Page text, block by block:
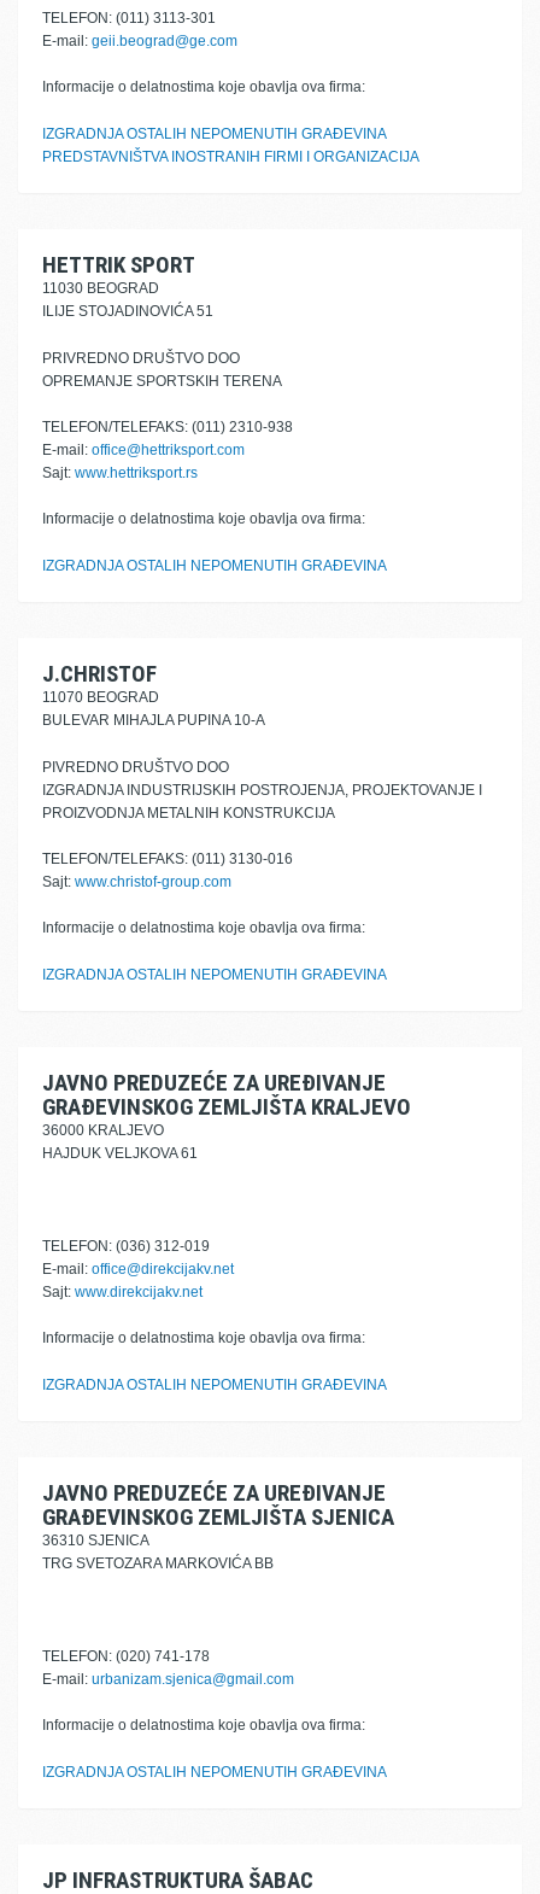
TELEFON: (011) 3113-301
E-mail: geii.beograd@ge.com
Informacije o delatnostima koje obavlja ova firma:
IZGRADNJA OSTALIH NEPOMENUTIH GRAĐEVINA
PREDSTAVNIŠTVA INOSTRANIH FIRMI I ORGANIZACIJA
HETTRIK SPORT
11030 BEOGRAD
ILIJE STOJADINOVIĆA 51
PRIVREDNO DRUŠTVO DOO
OPREMANJE SPORTSKIH TERENA
TELEFON/TELEFAKS: (011) 2310-938
E-mail: office@hettriksport.com
Sajt: www.hettriksport.rs
Informacije o delatnostima koje obavlja ova firma:
IZGRADNJA OSTALIH NEPOMENUTIH GRAĐEVINA
J.CHRISTOF
11070 BEOGRAD
BULEVAR MIHAJLA PUPINA 10-A
PIVREDNO DRUŠTVO DOO
IZGRADNJA INDUSTRIJSKIH POSTROJENJA, PROJEKTOVANJE I
PROIZVODNJA METALNIH KONSTRUKCIJA
TELEFON/TELEFAKS: (011) 3130-016
Sajt: www.christof-group.com
Informacije o delatnostima koje obavlja ova firma:
IZGRADNJA OSTALIH NEPOMENUTIH GRAĐEVINA
JAVNO PREDUZEĆE ZA UREĐIVANJE
GRAĐEVINSKOG ZEMLJIŠTA KRALJEVO
36000 KRALJEVO
HAJDUK VELJKOVA 61
TELEFON: (036) 312-019
E-mail: office@direkcijakv.net
Sajt: www.direkcijakv.net
Informacije o delatnostima koje obavlja ova firma:
IZGRADNJA OSTALIH NEPOMENUTIH GRAĐEVINA
JAVNO PREDUZEĆE ZA UREĐIVANJE
GRAĐEVINSKOG ZEMLJIŠTA SJENICA
36310 SJENICA
TRG SVETOZARA MARKOVIĆA BB
TELEFON: (020) 741-178
E-mail: urbanizam.sjenica@gmail.com
Informacije o delatnostima koje obavlja ova firma:
IZGRADNJA OSTALIH NEPOMENUTIH GRAĐEVINA
JP INFRASTRUKTURA ŠABAC